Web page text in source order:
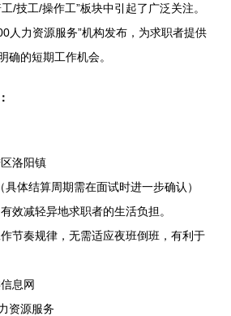
/技工/操作工”板块中引起了广泛关注。
人力资源服务”机构发布，为求职者提供
确的短期工作机会。
洛阳镇
具体结算周期需在面试时进一步确认）
有效减轻异地求职者的生活负担。
作节奏规律，无需适应夜班倒班，有利于
息网
资源服务